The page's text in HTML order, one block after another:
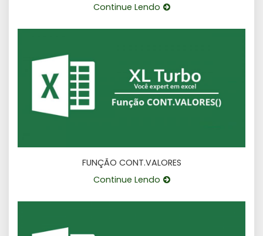
Continue Lendo
FUNÇÃO CONT.VALORES
Continue Lendo